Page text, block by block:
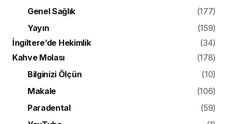
Genel Sağlık
(177)
Yayın
(159)
İngiltere’de Hekimlik
(34)
Kahve Molası
(178)
Bilginizi Ölçün
(10)
Makale
(106)
Paradental
(59)